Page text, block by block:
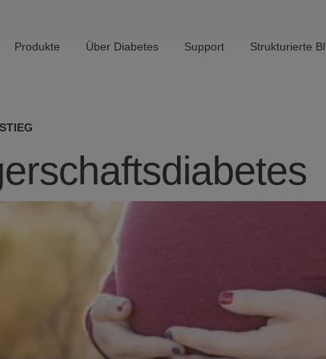
Main navigation
Produkte Über Diabetes Support Strukturierte